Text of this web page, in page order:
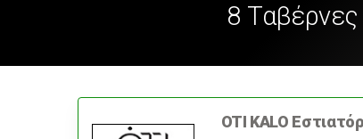
8 Ταβέρνες
OTI KALO